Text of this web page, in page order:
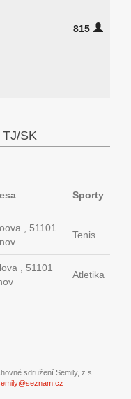
815
SK
Sporty
, 51101
Tenis
, 51101
Atletika
sdružení Semily, z.s.